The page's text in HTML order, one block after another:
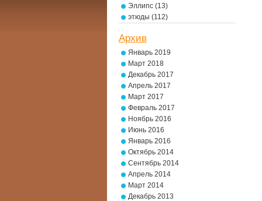
Эллипс (13)
этюды (112)
Архив
Январь 2019
Март 2018
Декабрь 2017
Апрель 2017
Март 2017
Февраль 2017
Ноябрь 2016
Июнь 2016
Январь 2016
Октябрь 2014
Сентябрь 2014
Апрель 2014
Март 2014
Декабрь 2013